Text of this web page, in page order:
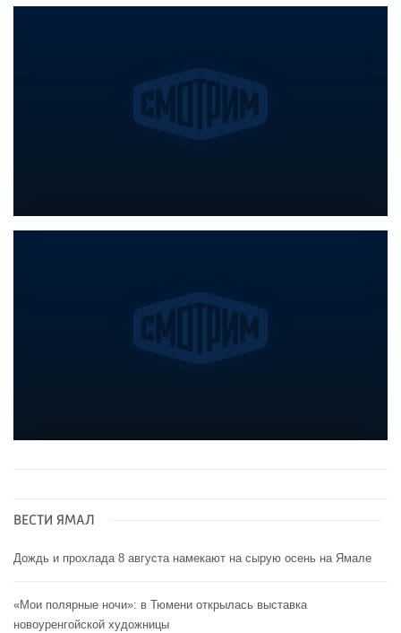
ВЕСТИ ЯМАЛ
Дождь и прохлада 8 августа намекают на сырую осень на Ямале
«Мои полярные ночи»: в Тюмени открылась выставка
новоуренгойской художницы